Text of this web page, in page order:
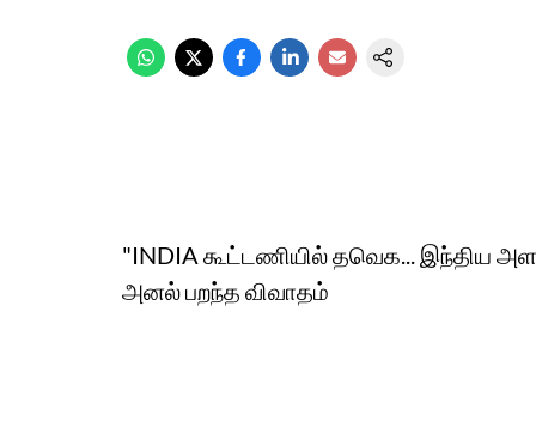
"INDIA கூட்டணியில் தவெக... இந்திய
அனல் பறந்த விவாதம்